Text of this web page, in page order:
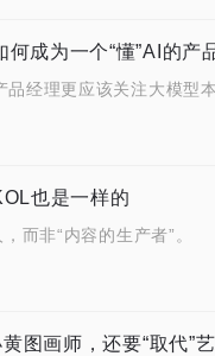
成为一个“懂”AI的产
品经理更应该关注大模型
也是一样的
而非“内容的生产者”。
图画师，还要“取代”